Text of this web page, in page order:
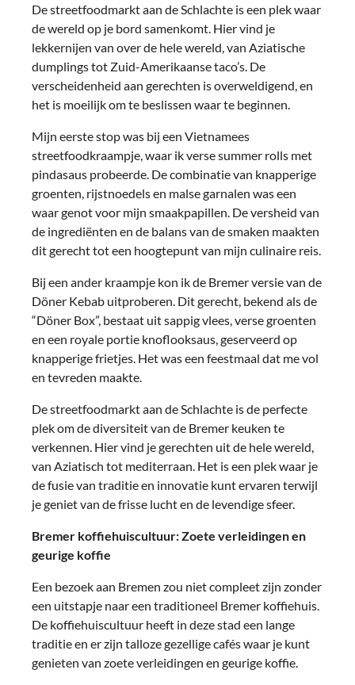
De streetfoodmarkt aan de Schlachte is een plek waar
de wereld op je bord samenkomt. Hier vind je
lekkernijen van over de hele wereld, van Aziatische
dumplings tot Zuid-Amerikaanse taco’s. De
verscheidenheid aan gerechten is overweldigend, en
het is moeilijk om te beslissen waar te beginnen.
Mijn eerste stop was bij een Vietnamees
streetfoodkraampje, waar ik verse summer rolls met
pindasaus probeerde. De combinatie van knapperige
groenten, rijstnoedels en malse garnalen was een
waar genot voor mijn smaakpapillen. De versheid van
de ingrediënten en de balans van de smaken maakten
dit gerecht tot een hoogtepunt van mijn culinaire reis.
Bij een ander kraampje kon ik de Bremer versie van de
Döner Kebab uitproberen. Dit gerecht, bekend als de
“Döner Box”, bestaat uit sappig vlees, verse groenten
en een royale portie knoflooksaus, geserveerd op
knapperige frietjes. Het was een feestmaal dat me vol
en tevreden maakte.
De streetfoodmarkt aan de Schlachte is de perfecte
plek om de diversiteit van de Bremer keuken te
verkennen. Hier vind je gerechten uit de hele wereld,
van Aziatisch tot mediterraan. Het is een plek waar je
de fusie van traditie en innovatie kunt ervaren terwijl
je geniet van de frisse lucht en de levendige sfeer.
Bremer koffiehuiscultuur: Zoete verleidingen en
geurige koffie
Een bezoek aan Bremen zou niet compleet zijn zonder
een uitstapje naar een traditioneel Bremer koffiehuis.
De koffiehuiscultuur heeft in deze stad een lange
traditie en er zijn talloze gezellige cafés waar je kunt
genieten van zoete verleidingen en geurige koffie.